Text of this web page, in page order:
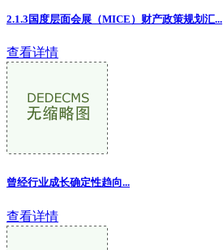
2.1.3国度层面会展（MICE）财产政策规划汇...
查看详情
曾经行业成长确定性趋向...
查看详情